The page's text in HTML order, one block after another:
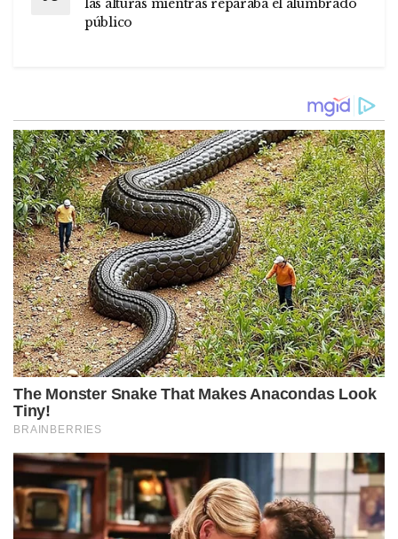
público